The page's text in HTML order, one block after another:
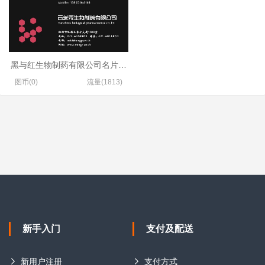
黑与红生物制药有限公司名片设计
图币(0) 流量(1813)
新手入门
新用户注册
支付及配送
支付方式